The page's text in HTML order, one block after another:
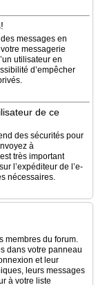
messages en
messagerie
utilisateur en
d’empêcher
de ce
des sécurités pour
à
très important
l’expéditeur de l’e-
nécessaires.
membres du forum.
dans votre panneau
et leur
leurs messages
à votre liste